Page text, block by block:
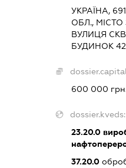
УКРАЇНА,
ОБЛ.,
ВУЛИЦЯ
БУДИНОК 42
600 000
dossier.kveds:
23.20.0
37.20.0